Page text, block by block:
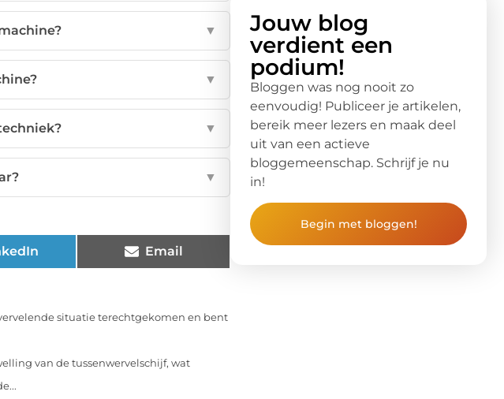
▼
▼
▼
▼
Email
situatie terechtgekomen en bent
van de tussenwervelschijf, wat
Jouw blog
verdient een
podium!
Bloggen was nog nooit zo
eenvoudig! Publiceer je artikelen,
bereik meer lezers en maak deel
uit van een actieve
bloggemeenschap. Schrijf je nu
in!
Begin met bloggen!